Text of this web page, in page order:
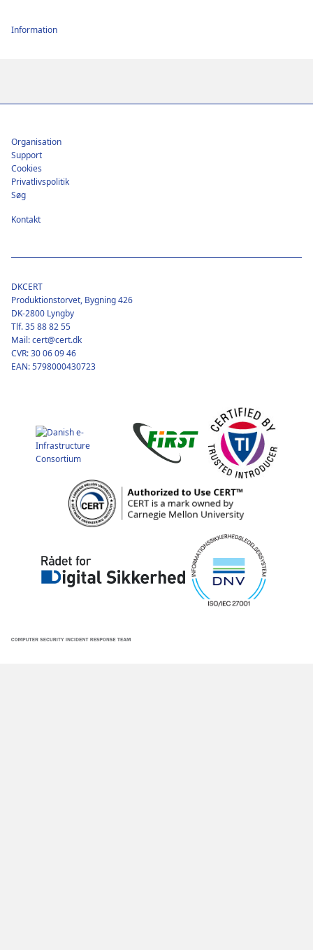
Information
Footer
Organisation
Support
Cookies
Privatlivspolitik
Søg
Kontakt
DKCERT
Produktionstorvet, Bygning 426
DK-2800 Lyngby
Tlf. 35 88 82 55
Mail: cert@cert.dk
CVR: 30 06 09 46
EAN: 5798000430723